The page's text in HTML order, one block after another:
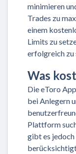
minimieren
Trades zu
einem
Limits zu
erfolgreich zu
Was
Die eToro
bei Anlegern
Plattform
gibt es jedoch